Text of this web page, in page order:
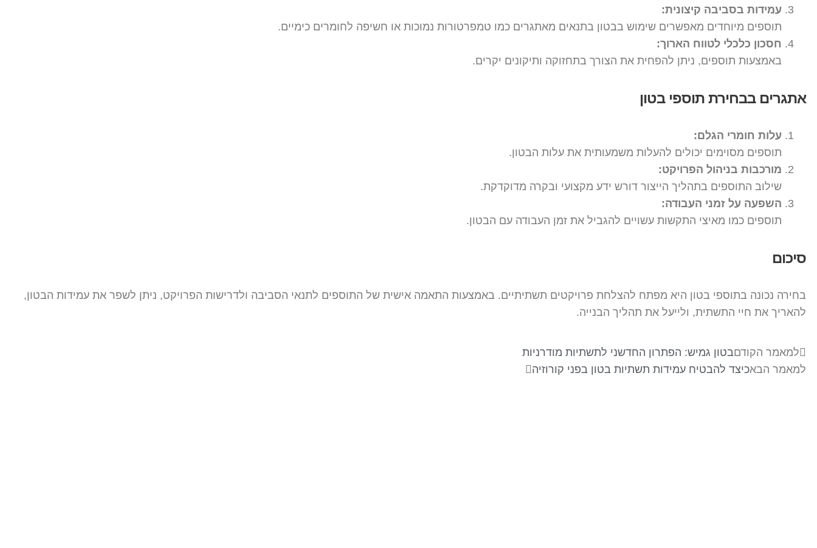
עמידות בסביבה קיצונית:
תוספים מיוחדים מאפשרים שימוש בבטון בתנאים מאתגרים כמו טמפרטורות נמוכות או חשיפה לחומרים כימיים.
חסכון כלכלי לטווח הארוך:
באמצעות תוספים, ניתן להפחית את הצורך בתחזוקה ותיקונים יקרים.
אתגרים בבחירת תוספי בטון
עלות חומרי הגלם:
תוספים מסוימים יכולים להעלות משמעותית את עלות הבטון.
מורכבות בניהול הפרויקט:
שילוב התוספים בתהליך הייצור דורש ידע מקצועי ובקרה מדוקדקת.
השפעה על זמני העבודה:
תוספים כמו מאיצי התקשות עשויים להגביל את זמן העבודה עם הבטון.
סיכום
בחירה נכונה בתוספי בטון היא מפתח להצלחת פרויקטים תשתיתיים. באמצעות התאמה אישית של התוספים לתנאי הסביבה ולדרישות הפרויקט, ניתן לשפר את עמידות הבטון,
להאריך את חיי התשתית, ולייעל את תהליך הבנייה.
למאמר הקודםבטון גמיש: הפתרון החדשני לתשתיות מודרניות
למאמר הבאכיצד להבטיח עמידות תשתיות בטון בפני קורוזיה